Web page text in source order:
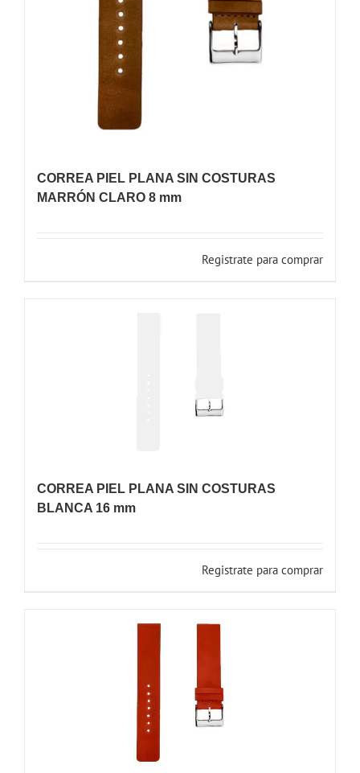
CORREA PIEL PLANA SIN COSTURAS
MARRÓN CLARO 8 mm
Registrate para comprar
CORREA PIEL PLANA SIN COSTURAS
BLANCA 16 mm
Registrate para comprar